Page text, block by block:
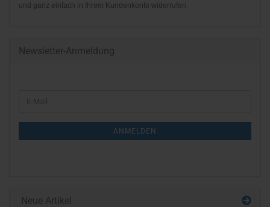
und ganz einfach in Ihrem Kundenkonto widerrufen.
Newsletter-Anmeldung
NEWSLETTER-
ANMELDEN
Neue Artikel